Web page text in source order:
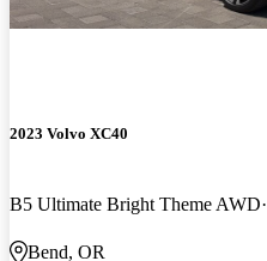
2023 Volvo XC40
B5 Ultimate Bright Theme AWD
Bend, OR